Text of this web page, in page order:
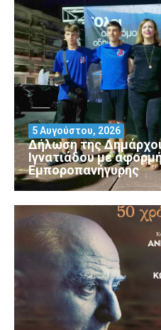
Δήλωση της
Ιγνατιάδου με
Εμποροπανήγυρης
5 Αυγούστου, 2026